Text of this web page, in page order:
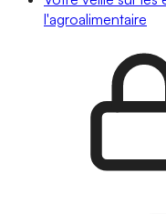
l'agroalimentaire